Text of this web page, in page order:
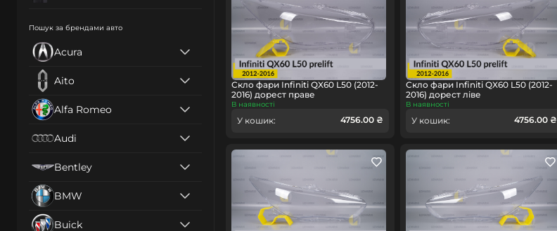
Пошук за брендами авто
Acura
Aito
Alfa Romeo
Audi
Bentley
BMW
Buick
Скло фари Infiniti QX60 L50 (2012-
2016) дорест праве
В наявності
У кошик: 4756.00 ₴
Скло фари Infiniti QX60 L50 (2012-
2016) дорест ліве
В наявності
У кошик: 4756.00 ₴